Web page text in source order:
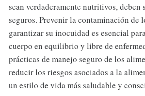
sean verdaderamente nutritivos, deben
seguros. Prevenir la contaminación de
garantizar su inocuidad es esencial
cuerpo en equilibrio y libre de
prácticas de manejo seguro de los
reducir los riesgos asociados a la
un estilo de vida más saludable y